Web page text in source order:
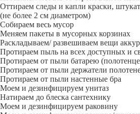
Оттираем следы и капли краски,
(не более 2 см диаметром)
Собираем весь мусор
Меняем пакеты в мусорных корзинах
Раскладываем/ развешиваем вещи
Протираем пыль на всех доступных и
Протираем от пыли батарею
Протираем от пыли держатели
Протираем от пыли настенные бра
Моем и дезинфицируем унитаз
Натираем до блеска сантехнику
Моем и дезинфицируем раковину